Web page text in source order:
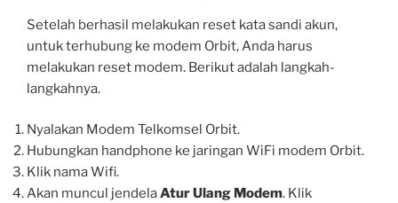
Setelah berhasil melakukan reset kata sandi akun,
untuk terhubung ke modem Orbit, Anda harus
melakukan reset modem. Berikut adalah langkah-
langkahnya.
Nyalakan Modem Telkomsel Orbit.
Hubungkan handphone ke jaringan WiFi modem Orbit.
Klik nama Wifi.
Akan muncul jendelaAtur Ulang Modem. Klik